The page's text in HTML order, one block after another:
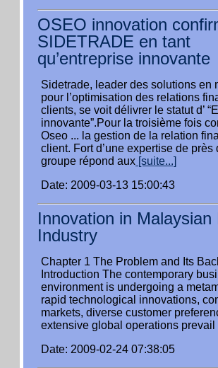
OSEO innovation
SIDETRADE en tant
qu’entreprise innovante
Sidetrade, leader des solutions en
pour l’optimisation des relations
clients, se voit délivrer le statut d’
innovante”.Pour la troisième fois
Oseo ... la gestion de la relation
client. Fort d’une expertise de près
groupe répond aux [suite...]
Date: 2009-03-13 15:00:43
Innovation in Malaysian
Industry
Chapter 1 The Problem and Its
Introduction The contemporary
environment is undergoing a
rapid technological innovations,
markets, diverse customer
extensive global operations prevail
Date: 2009-02-24 07:38:05